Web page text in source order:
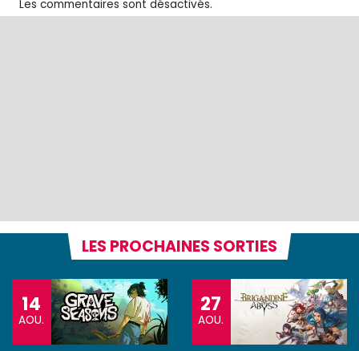
Les commentaires sont désactivés.
LES PROCHAINES SORTIES
14
AOU.
27
AOU.